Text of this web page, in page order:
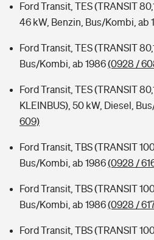
Ford Transit, TES (TRANSIT
46 kW, Benzin, Bus/Kombi, ab
Ford Transit, TES (TRANSIT
Bus/Kombi, ab 1986(0928 /
Ford Transit, TES (TRANSIT
KLEINBUS), 50 kW, Diesel,
609)
Ford Transit, TBS (TRANSIT
Bus/Kombi, ab 1986(0928 /
Ford Transit, TBS (TRANSIT
Bus/Kombi, ab 1986(0928 /
Ford Transit, TBS (TRANSIT